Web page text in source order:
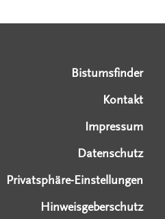
Bistumsfinder
Kontakt
Impressum
Datenschutz
Privatsphäre-Einstellungen
Hinweisgeberschutz